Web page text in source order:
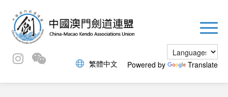
繁體中文 Powered by Translate